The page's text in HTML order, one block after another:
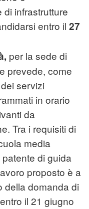
infrastrutture
entro il 27
per la sede di
prevede, come
servizi
in orario
da
Tra i requisiti di
media
di guida
proposto è a
della domanda di
il 21 giugno